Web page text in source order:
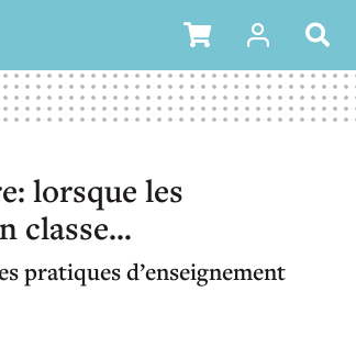
lorsque les
classe…
pratiques d’enseignement